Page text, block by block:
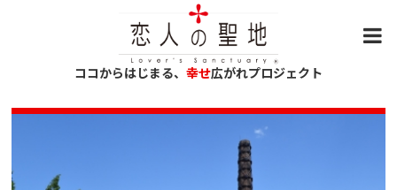
ココからはじまる、 幸せ広がれプロジェクト